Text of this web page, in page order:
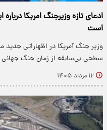
ادعای تازه وزیرجنگ امریکا
است
وزیر جنگ آمریکا در اظهاراتی
سطحی بی‌سابقه از زمان جنگ جهانی
۱۲ مرداد ۱۴۰۵